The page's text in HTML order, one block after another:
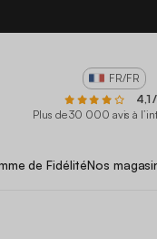
FR/FR
4,1
Plus de 30 000 avis à
de FidélitéNos